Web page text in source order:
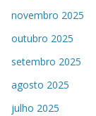
novembro 2025
outubro 2025
setembro 2025
agosto 2025
julho 2025